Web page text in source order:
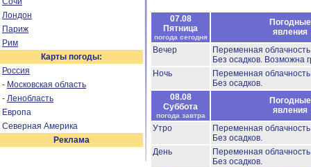
Лондон
Париж
Рим
Карты погоды:
Россия
- Московская область
- Ленобласть
Европа
Северная Америка
Реклама
07.08
Пятница
погода сегодня
Погодные
явления
Вечер
Переменная
Без осадков. Возможна
Ночь
Переменная
Без осадков.
08.08
Суббота
погода завтра
Погодные
явления
Утро
Переменная облачность
Без осадков.
День
Переменная облачность
Без осадков.